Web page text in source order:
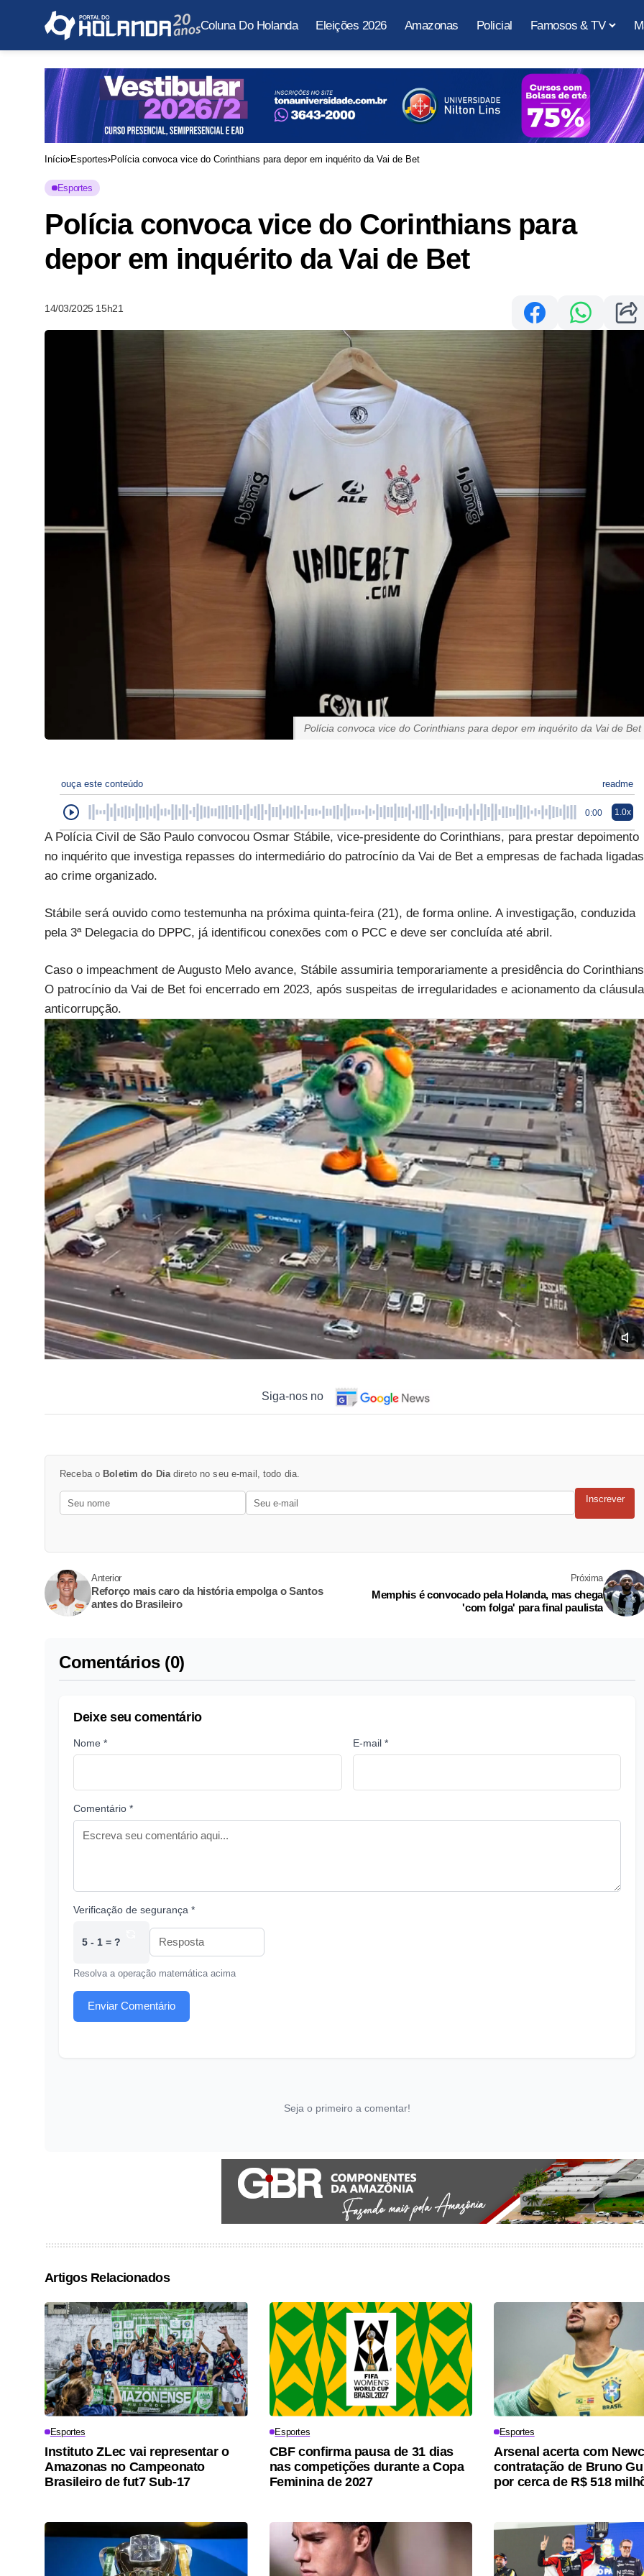
Coluna Do Holanda Eleições 2026 Amazonas Policial Famosos & TV
Início Esportes Polícia convoca vice do Corinthians para depor em inquérito da Vai de Bet
Esportes
Polícia convoca vice do Corinthians para
depor em inquérito da Vai de Bet
14/03/2025 15h21
Polícia convoca vice do Corinthians para depor em inquérito da Vai de Bet
ouça este conteúdo readme
0:00 1.0x
A Polícia Civil de São Paulo convocou Osmar Stábile, vice-presidente do Corinthians, para prestar depoimento
no inquérito que investiga repasses do intermediário do patrocínio da Vai de Bet a empresas de fachada ligadas
ao crime organizado.
Stábile será ouvido como testemunha na próxima quinta-feira (21), de forma online. A investigação, conduzida
pela 3ª Delegacia do DPPC, já identificou conexões com o PCC e deve ser concluída até abril.
Caso o impeachment de Augusto Melo avance, Stábile assumiria temporariamente a presidência do
O patrocínio da Vai de Bet foi encerrado em 2023, após suspeitas de irregularidades e acionamento da cláusula
anticorrupção.
Siga-nos no
Receba o Boletim do Diadireto no seu e-mail, todo dia.
Inscrever
Anterior
Reforço mais caro da história empolga o Santos
antes do Brasileiro
Próxima
Memphis é convocado pela Holanda, mas chega
'com folga' para final paulista
Comentários (0)
Deixe seu comentário
Nome * E-mail *
Comentário *
Verificação de segurança *
5 - 1 = ?
Resolva a operação matemática acima
Enviar Comentário
Seja o primeiro a comentar!
Artigos Relacionados
Esportes
Instituto ZLec vai representar o
Amazonas no Campeonato
Brasileiro de fut7 Sub-17
Esportes
CBF confirma pausa de 31 dias
nas competições durante a Copa
Feminina de 2027
Esportes
Arsenal acerta com
contratação de Bruno
por cerca de R$ 518